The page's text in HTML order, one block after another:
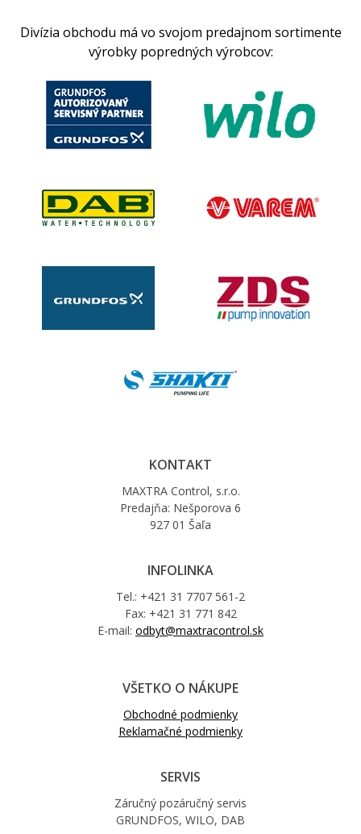
Divízia obchodu má vo svojom predajnom sortimente
výrobky popredných výrobcov:
KONTAKT
MAXTRA Control, s.r.o.
Predajňa: Nešporova 6
927 01 Šaľa
INFOLINKA
Tel.: +421 31 7707 561-2
Fax: +421 31 771 842
E-mail: odbyt@maxtracontrol.sk
VŠETKO O NÁKUPE
Obchodné podmienky
Reklamačné podmienky
SERVIS
Záručný pozáručný servis
GRUNDFOS, WILO, DAB